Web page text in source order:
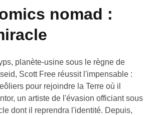
planète-usine sous le règne de
Scott Free réussit l'impensable :
pour rejoindre la Terre où il
un artiste de l'évasion officiant sous
dont il reprendra l'identité. Depuis,